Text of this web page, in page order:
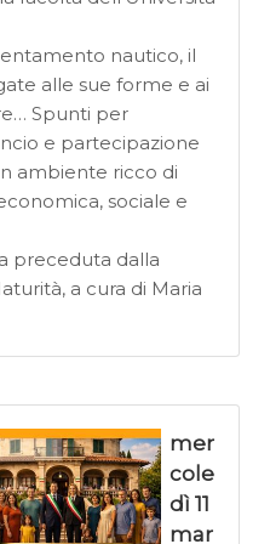
nautico, il
alle sue forme e ai
Spunti per
e partecipazione
ambiente ricco di
sociale e
preceduta dalla
a cura di Maria
mer
cole
dì 11
mar